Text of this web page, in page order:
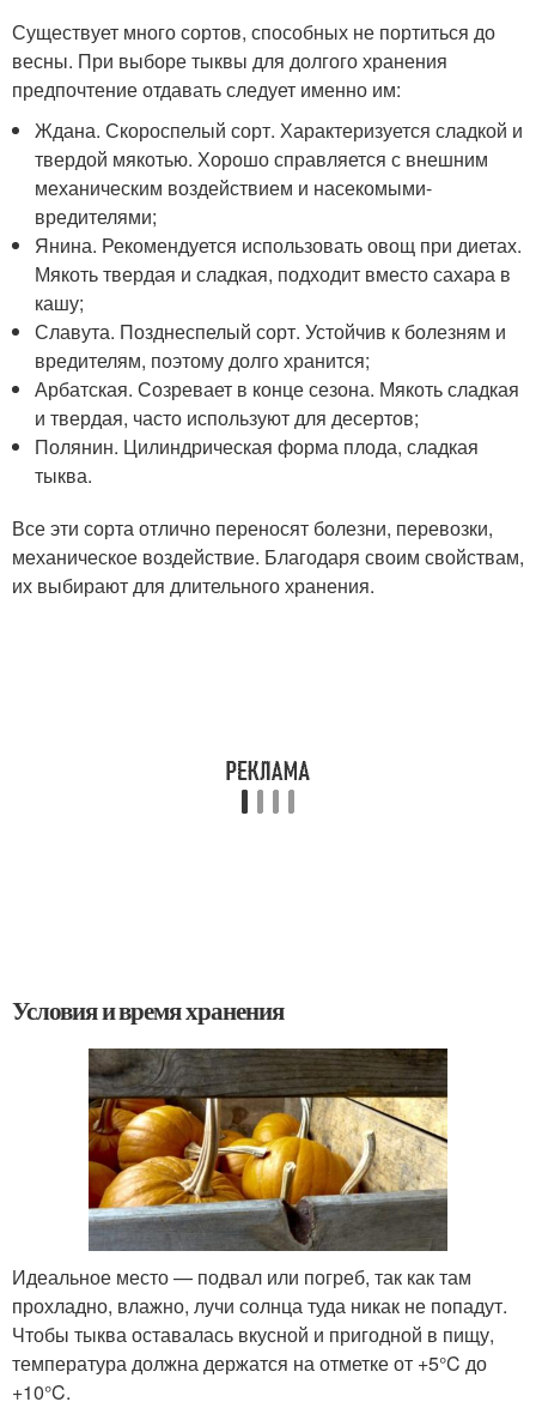
Существует много сортов, способных не портиться до
весны. При выборе тыквы для долгого хранения
предпочтение отдавать следует именно им:
Ждана. Скороспелый сорт. Характеризуется сладкой и
твердой мякотью. Хорошо справляется с внешним
механическим воздействием и насекомыми-
вредителями;
Янина. Рекомендуется использовать овощ при диетах.
Мякоть твердая и сладкая, подходит вместо сахара в
кашу;
Славута. Позднеспелый сорт. Устойчив к болезням и
вредителям, поэтому долго хранится;
Арбатская. Созревает в конце сезона. Мякоть сладкая
и твердая, часто используют для десертов;
Полянин. Цилиндрическая форма плода, сладкая
тыква.
Все эти сорта отлично переносят болезни, перевозки,
механическое воздействие. Благодаря своим свойствам,
их выбирают для длительного хранения.
Условия и время хранения
Идеальное место — подвал или погреб, так как там
прохладно, влажно, лучи солнца туда никак не попадут.
Чтобы тыква оставалась вкусной и пригодной в пищу,
температура должна держатся на отметке от +5°C до
+10°C.